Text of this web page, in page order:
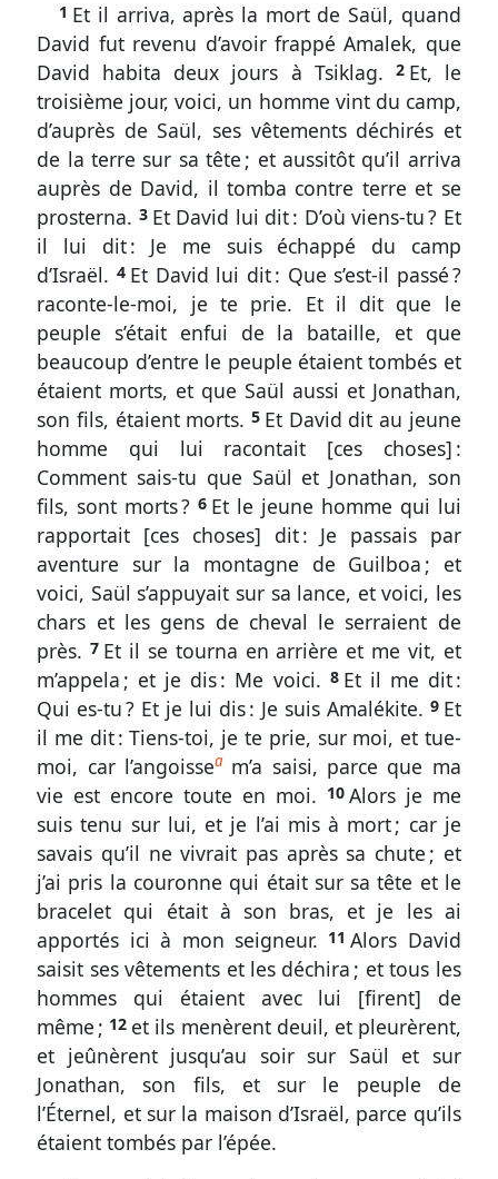
Soph.
Agg. Zach. Mal.
Nouveau Testament
Jean
2 Cor.
Gal. Éph. Phil. Col. 1 Thes.
2 Thes.
1 Tim.
2 Tim. Tite Phm. Héb. Jac.
1 Pi.
2 Pi.
1 Jean 2 Jean 3 Jean Jude Apoc.
1 Et il arriva, après la mort de Saül, quand
David fut revenu d’avoir frappé Amalek, que
David habita deux jours à Tsiklag.
2 Et, le
troisième jour, voici, un homme vint du camp,
d’auprès de Saül, ses vêtements déchirés et
de la terre sur sa tête ; et aussitôt qu’il arriva
auprès de David, il tomba contre terre et se
prosterna. 3 Et David lui dit : D’où viens-tu ? Et
il lui dit : Je me suis échappé du camp
d’Israël. 4 Et David lui dit : Que s’est-il passé ?
raconte-le-moi, je te prie. Et il dit que le
peuple s’était enfui de la bataille, et que
beaucoup d’entre le peuple étaient tombés et
étaient morts, et que Saül aussi et Jonathan,
son fils, étaient morts. 5 Et David dit au jeune
homme qui lui racontait [ces choses] :
Comment sais-tu que Saül et Jonathan, son
fils, sont morts ?6 Et le jeune homme qui lui
rapportait [ces choses] dit : Je passais par
aventure sur la montagne de Guilboa ; et
voici, Saül s’appuyait sur sa lance, et voici, les
chars et les gens de cheval le serraient de
près.7 Et il se tourna en arrière et me vit, et
m’appela ; et je dis : Me voici. 8 Et il me dit :
Qui es-tu ? Et je lui dis : Je suis Amalékite. 9 Et
il me dit : Tiens-toi, je te prie, sur moi, et tue-
moi, car l’angoisseam’a saisi, parce que ma
vie est encore toute en moi. 10 Alors je me
suis tenu sur lui, et je l’ai mis à mort ; car je
savais qu’il ne vivrait pas après sa chute ; et
j’ai pris la couronne qui était sur sa tête et le
bracelet qui était à son bras, et je les ai
apportés ici à mon seigneur. 11 Alors David
saisit ses vêtements et les déchira ; et tous les
hommes qui étaient avec lui [firent] de
même ; 12 et ils menèrent deuil, et pleurèrent,
et jeûnèrent jusqu’au soir sur Saül et sur
Jonathan, son fils, et sur le peuple de
l’Éternel, et sur la maison d’Israël, parce qu’ils
étaient tombés par l’épée.
1
à
16
David
apprend
la
mort
de
2
Samuel
1.
17
à
27
Le
chant
de
l’Arc
Sondez
les
Écritures
2
Samuel
1
L’avènement
du
royaume
de
David
Outils
généraux